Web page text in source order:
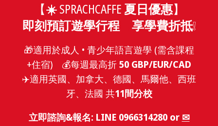
【☀️ SPRACHCAFFE 夏日優惠】
即刻預訂遊學行程
享學費折抵❕
🎁適用於成人 • 青少年語言遊學 (需含課程
+住宿) 💰每週最高折50 GBP/EUR/CAD
✈️適用英國、加拿大、德國、馬爾他、西班
牙、法國 共11間分校
立即諮詢&報名: LINE 0966314280 or ✉